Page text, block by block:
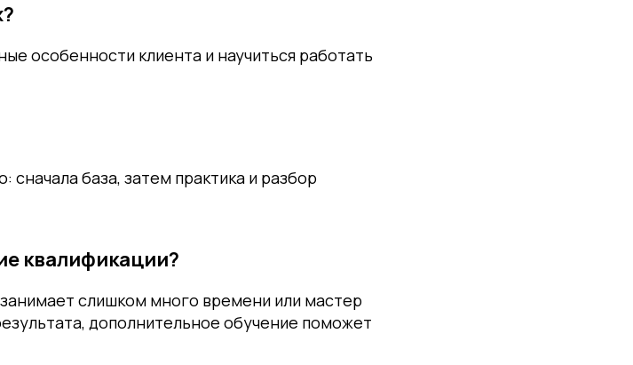
особенности клиента и научиться работать
база, затем практика и разбор
квалификации?
слишком много времени или мастер
дополнительное обучение поможет